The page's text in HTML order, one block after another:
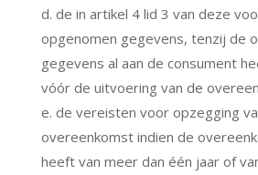
d. de in artikel 4 lid 3 van deze
opgenomen gegevens, tenzij de
gegevens al aan de consument
vóór de uitvoering van de
e. de vereisten voor opzegging
overeenkomst indien de
heeft van meer dan één jaar of